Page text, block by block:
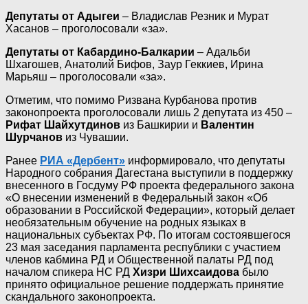
Депутаты от Адыгеи – Владислав Резник и Мурат
Хасанов – проголосовали «за».
Депутаты от Кабардино-Балкарии – Адальби
Шхагошев, Анатолий Бифов, Заур Геккиев, Ирина
Марьяш – проголосовали «за».
Отметим, что помимо Ризвана Курбанова против
законопроекта проголосовали лишь 2 депутата из 450 –
Рифат Шайхутдинов из Башкирии и Валентин
Шурчанов из Чувашии.
Ранее РИА «Дербент» информировало, что депутаты
Народного собрания Дагестана выступили в поддержку
внесенного в Госдуму РФ проекта федерального закона
«О внесении изменений в Федеральный закон «Об
образовании в Российской Федерации», который делает
необязательным обучение на родных языках в
национальных субъектах РФ. По итогам состоявшегося
23 мая заседания парламента республики с участием
членов кабмина РД и Общественной палаты РД под
началом спикера НС РД Хизри Шихсаидова было
принято официальное решение поддержать принятие
скандального законопроекта.